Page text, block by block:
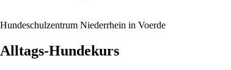
Hundeschulzentrum Niederrhein in Voerde
Alltags-Hundekurs